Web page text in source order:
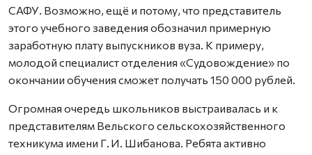
САФУ. Возможно, ещё и потому, что представитель
этого учебного заведения обозначил примерную
заработную плату выпускников вуза. К примеру,
молодой специалист отделения «Судовождение» по
окончании обучения сможет получать 150 000 рублей.
Огромная очередь школьников выстраивалась и к
представителям Вельского сельскохозяйственного
техникума имени Г. И. Шибанова. Ребята активно